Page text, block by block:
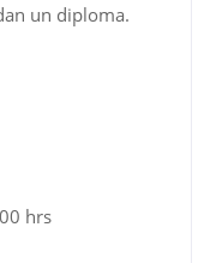
un diploma.
hrs